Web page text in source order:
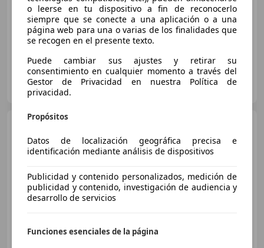
12/2020 95.000 km Diésel 96 kW (131 CV)
ROYAL QUALITY CARS
ES-28970 FUENLABRADA
BlueHDi 96kW (130CV) S&S EAT8
€ 15.990
o leerse en tu dispositivo a fin de reconocerlo
siempre que se conecte a una aplicación o a una
página web para una o varias de los finalidades que
se recogen en el presente texto.
Puede cambiar sus ajustes y retirar su
consentimiento en cualquier momento a través del
Gestor de Privacidad en nuestra Política de
privacidad.
Propósitos
Datos de localización geográfica precisa e
identificación mediante análisis de dispositivos
Publicidad y contenido personalizados, medición de
publicidad y contenido, investigación de audiencia y
desarrollo de servicios
Funciones esenciales de la página